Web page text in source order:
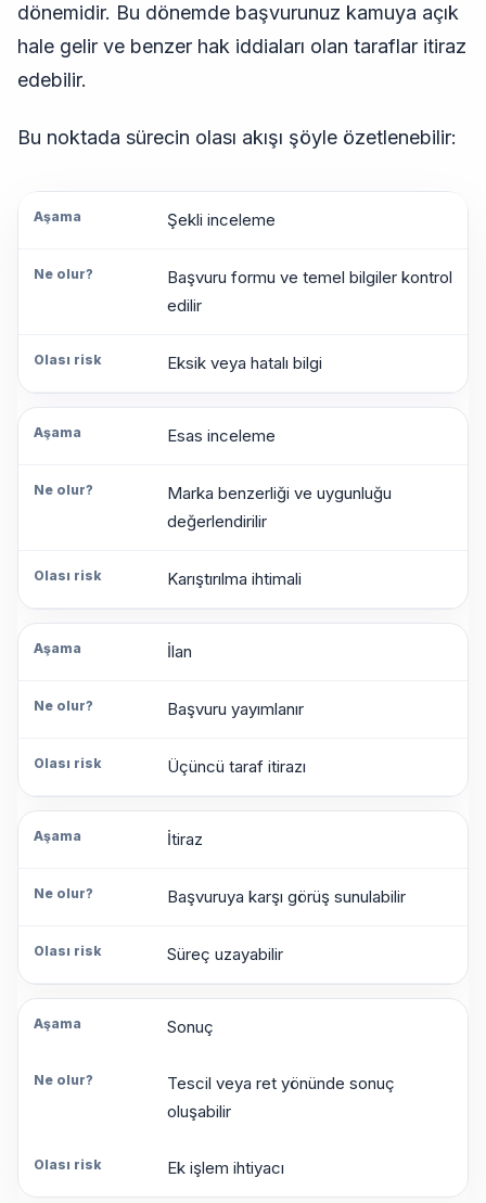
dönemidir. Bu dönemde başvurunuz kamuya açık
hale gelir ve benzer hak iddiaları olan taraflar itiraz
edebilir.
Bu noktada sürecin olası akışı şöyle özetlenebilir:
Aşama
Ne
Olası
Şekli inceleme
Başvuru formu ve temel bilgiler kontrol
edilir
Eksik veya hatalı bilgi
Esas inceleme
Marka benzerliği ve uygunluğu
değerlendirilir
Karıştırılma ihtimali
İlan
Başvuru yayımlanır
Üçüncü taraf itirazı
İtiraz
Başvuruya karşı görüş sunulabilir
Süreç uzayabilir
Sonuç
Tescil veya ret yönünde sonuç
oluşabilir
Ek işlem ihtiyacı